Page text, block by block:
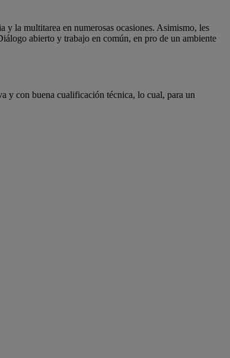
la multitarea en numerosas ocasiones. Asimismo, les
abierto y trabajo en común, en pro de un ambiente
y con buena cualificación técnica, lo cual, para un